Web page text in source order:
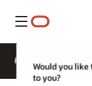
メニュー
Would you
to you?
概要